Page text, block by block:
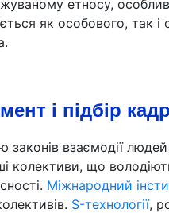
етносу,
як особового, так і
і підбір
законів взаємодії
колективи, що
Міжнародний
S-технології,